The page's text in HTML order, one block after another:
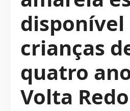
disponível
crianças
quatro
Volta